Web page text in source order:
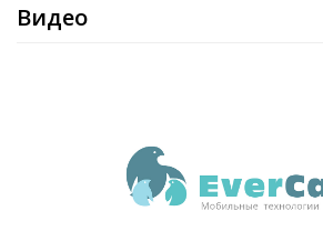
Видео